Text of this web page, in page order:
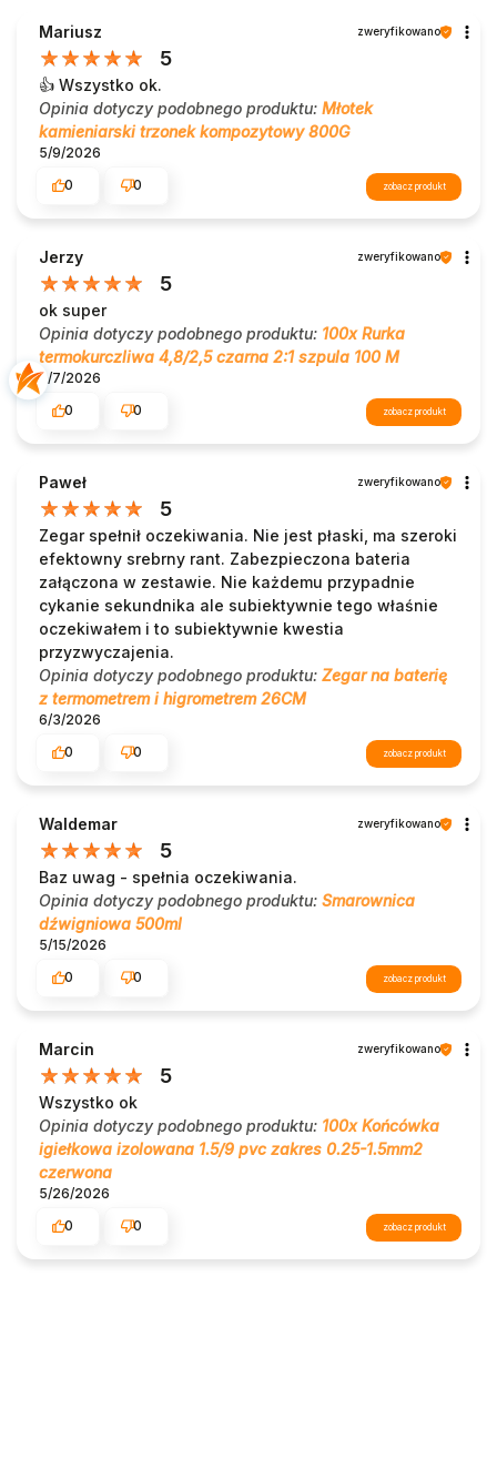
Mariusz zweryfikowano
5
👍️ Wszystko ok.
Opinia dotyczy podobnego produktu: Młotek
kamieniarski trzonek kompozytowy 800G
5/9/2026
0
0 zobacz produkt
Jerzy zweryfikowano
5
ok super
Opinia dotyczy podobnego produktu: 100x Rurka
termokurczliwa 4,8/2,5 czarna 2:1 szpula 100 M
8/7/2026
0
0 zobacz produkt
Paweł zweryfikowano
5
Zegar spełnił oczekiwania. Nie jest płaski, ma szeroki
efektowny srebrny rant. Zabezpieczona bateria
załączona w zestawie. Nie każdemu przypadnie
cykanie sekundnika ale subiektywnie tego właśnie
oczekiwałem i to subiektywnie kwestia
przyzwyczajenia.
Opinia dotyczy podobnego produktu: Zegar na baterię
z termometrem i higrometrem 26CM
6/3/2026
0
0 zobacz produkt
Waldemar zweryfikowano
5
Baz uwag - spełnia oczekiwania.
Opinia dotyczy podobnego produktu: Smarownica
dźwigniowa 500ml
5/15/2026
0
0 zobacz produkt
Marcin zweryfikowano
5
Wszystko ok
Opinia dotyczy podobnego produktu: 100x Końcówka
igiełkowa izolowana 1.5/9 pvc zakres 0.25-1.5mm2
czerwona
5/26/2026
0
0 zobacz produkt